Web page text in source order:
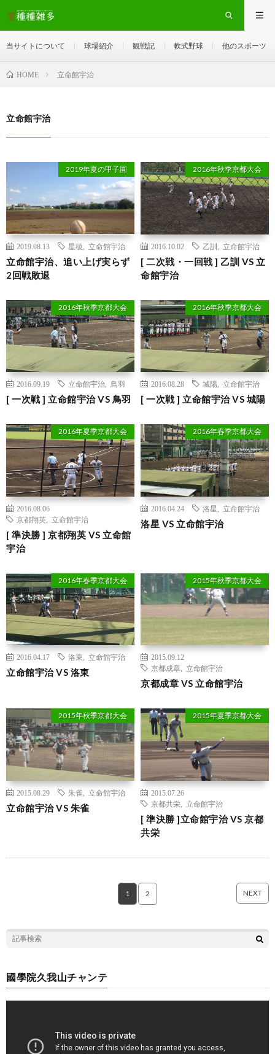
当サイトについて 球場紹介 観戦記 軟式野球 他のスポーツ
HOME 立命館宇治
立命館宇治
2019年夏の甲子園
2019.08.13 星稜 立命館宇治
立命館宇治、追い上げ実らず
2回戦敗退
2016年秋季京都大会
2016.10.02 乙訓 立命館宇治
[ 二次戦・一回戦 ] 乙訓 VS 立
命館宇治
2016年秋季京都大会
2016.09.19 立命館宇治 鳥羽
[ 一次戦 ] 立命館宇治 VS 鳥羽
2016年秋季京都大会
2016.08.28 城陽 立命館宇治
[ 一次戦 ] 立命館宇治 VS 城陽
2016年夏季京都大会
2016.08.06
京都翔英
立命館宇治
[ 準決勝 ] 京都翔英 VS 立命館
宇治
2016年春季京都大会
2016.04.24 洛星 立命館宇治
洛星 VS 立命館宇治
2016年春季京都大会
2016.04.17 洛東 立命館宇治
立命館宇治 VS 洛東
2015年秋季京都大会
2015.09.12
京都成章
立命館宇治
京都成章 VS 立命館宇治
2015年秋季京都大会
2015.08.29 朱雀 立命館宇治
立命館宇治 VS 朱雀
2015年夏季京都大会
2015.07.26
京都共栄
立命館宇治
[ 準決勝 ]立命館宇治 VS 京都
共栄
1 2 NEXT
國學院久我山チャンテ
動